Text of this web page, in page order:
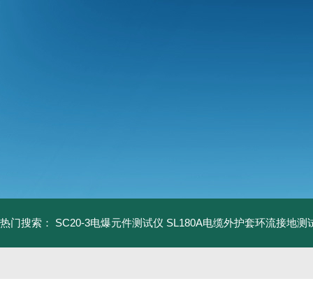
热门搜索： SC20-3电爆元件测试仪 SL180A电缆外护套环流接地测